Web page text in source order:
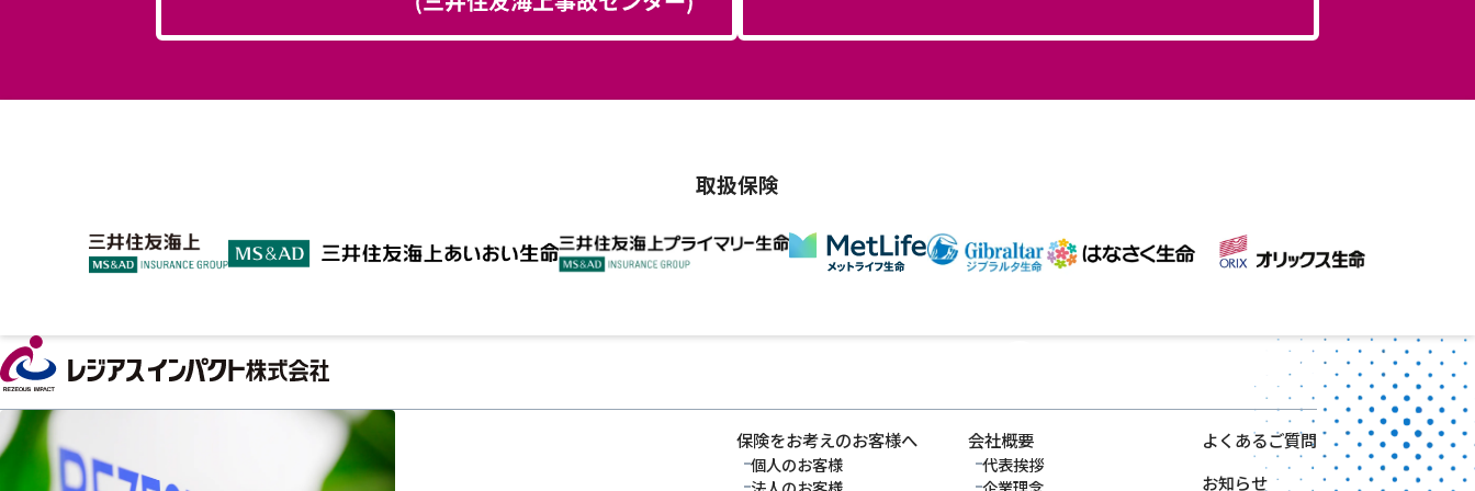
取扱保険
保険をお考えのお客様へ
個人のお客様
会社概要
代表挨拶
よくあるご質問
お知らせ